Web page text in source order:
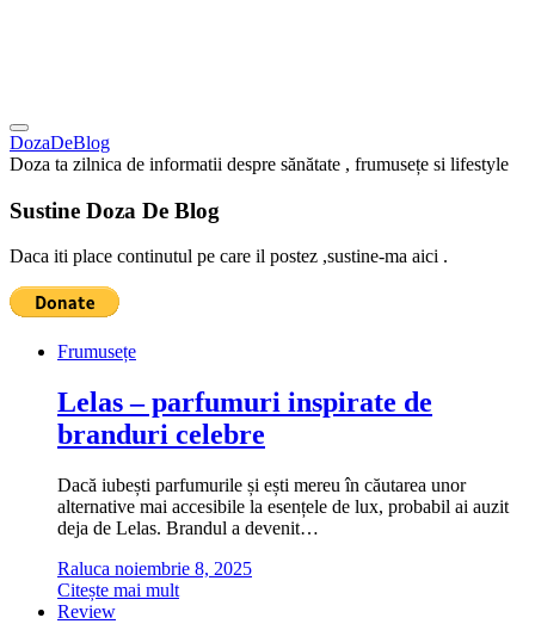
DozaDeBlog
Doza ta zilnica de informatii despre sănătate , frumusețe si lifestyle
Sustine Doza De Blog
Daca iti place continutul pe care il postez ,sustine-ma aici .
Frumusețe
Lelas – parfumuri inspirate de
branduri celebre
Dacă iubești parfumurile și ești mereu în căutarea unor
alternative mai accesibile la esențele de lux, probabil ai auzit
deja de Lelas. Brandul a devenit…
Raluca noiembrie 8, 2025
Citește mai mult
Review